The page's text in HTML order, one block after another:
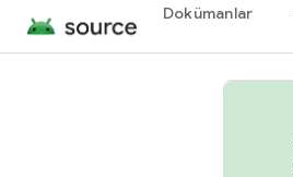
Dokümanlar